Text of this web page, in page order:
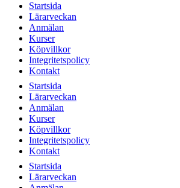
Startsida
Lärarveckan
Anmälan
Kurser
Köpvillkor
Integritetspolicy
Kontakt
Startsida
Lärarveckan
Anmälan
Kurser
Köpvillkor
Integritetspolicy
Kontakt
Startsida
Lärarveckan